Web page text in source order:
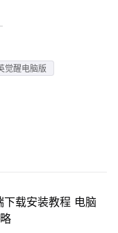
觉醒电脑版
载安装教程 电脑